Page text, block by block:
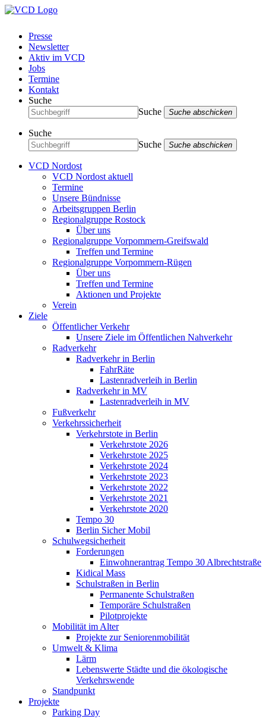
Presse
Newsletter
Aktiv im VCD
Jobs
Termine
Kontakt
Suche
Suche
Suche abschicken
Suche
Suche
Suche abschicken
VCD Nordost
VCD Nordost aktuell
Termine
Unsere Bündnisse
Arbeitsgruppen Berlin
Regionalgruppe Rostock
Über uns
Regionalgruppe Vorpommern-Greifswald
Treffen und Termine
Regionalgruppe Vorpommern-Rügen
Über uns
Treffen und Termine
Aktionen und Projekte
Verein
Ziele
Öffentlicher Verkehr
Unsere Ziele im Öffentlichen Nahverkehr
Radverkehr
Radverkehr in Berlin
FahrRäte
Lastenradverleih in Berlin
Radverkehr in MV
Lastenradverleih in MV
Fußverkehr
Verkehrssicherheit
Verkehrstote in Berlin
Verkehrstote 2026
Verkehrstote 2025
Verkehrstote 2024
Verkehrstote 2023
Verkehrstote 2022
Verkehrstote 2021
Verkehrstote 2020
Tempo 30
Berlin Sicher Mobil
Schulwegsicherheit
Forderungen
Einwohnerantrag Tempo 30 Albrechtstraße
Kidical Mass
Schulstraßen in Berlin
Permanente Schulstraßen
Temporäre Schulstraßen
Pilotprojekte
Mobilität im Alter
Projekte zur Seniorenmobilität
Umwelt & Klima
Lärm
Lebenswerte Städte und die ökologische
Verkehrswende
Standpunkt
Projekte
Parking Day